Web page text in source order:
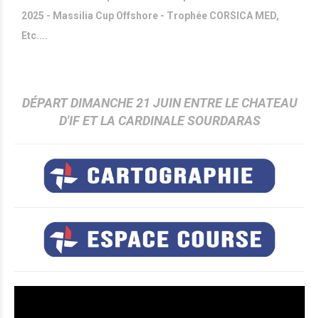
2025 - Massilia Cup Offshore - Trophée CORSICA MED,
Etc....
DÉPART DIMANCHE 21 JUIN ENTRE LE CHATEAU
D'IF ET LA CARDINALE SOURDARAS